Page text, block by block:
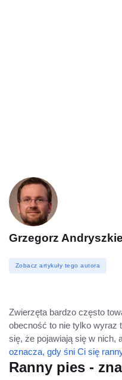
Grzegorz
Zobacz artykuły tego autora
Zwierzęta bardzo często
obecność to nie tylko wyraz
się, że pojawiają się w nich,
oznacza, gdy śni Ci się
Ranny pies -